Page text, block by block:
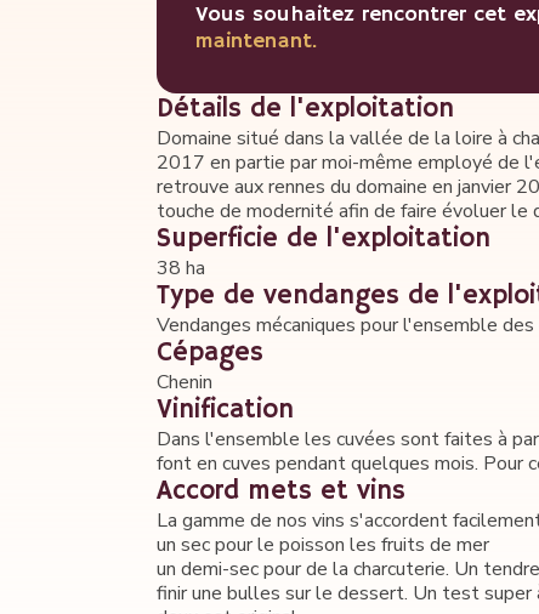
Vous souhaitez rencontrer cet
maintenant.
Détails de l'exploitation
Domaine situé dans la vallée de la loire à
2017 en partie par moi-même employé de
retrouve aux rennes du domaine en janvier
touche de modernité afin de faire évoluer le
Superficie de l'exploitation
38 ha
Type de vendanges de
Vendanges mécaniques pour l'ensemble
Cépages
Chenin
Vinification
Dans l'ensemble les cuvées sont faites à
font en cuves pendant quelques mois. Pour
Accord mets et vins
La gamme de nos vins s'accordent
un sec pour le poisson les fruits de mer
un demi-sec pour de la charcuterie. Un
finir une bulles sur le dessert. Un test